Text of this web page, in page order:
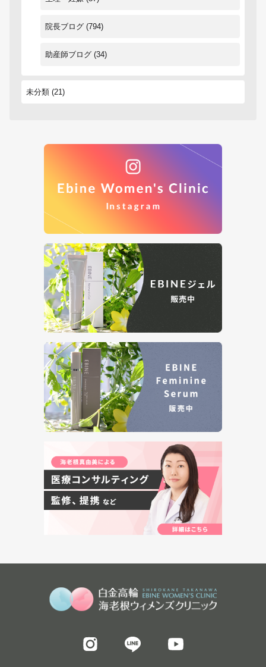
院長ブログ (794)
助産師ブログ (34)
未分類 (21)